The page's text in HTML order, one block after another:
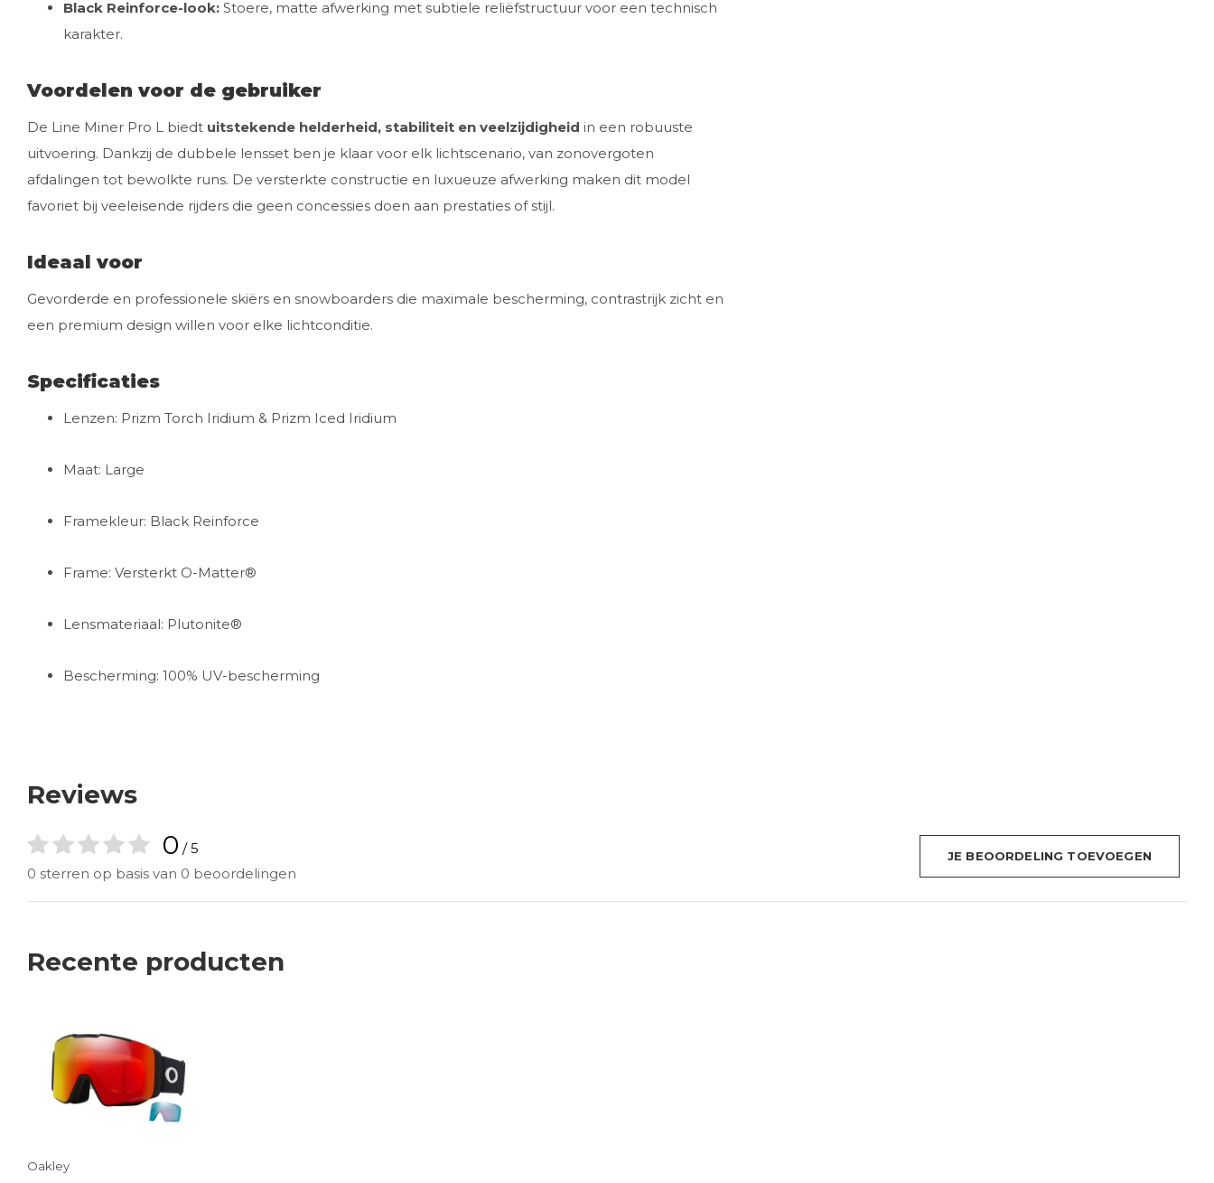
Black Reinforce-look: Stoere, matte afwerking met subtiele reliëfstructuur voor een technisch
karakter.
Voordelen voor de gebruiker
De Line Miner Pro L biedt uitstekende helderheid, stabiliteit en veelzijdigheid in een robuuste
uitvoering. Dankzij de dubbele lensset ben je klaar voor elk lichtscenario, van zonovergoten
afdalingen tot bewolkte runs. De versterkte constructie en luxueuze afwerking maken dit model
favoriet bij veeleisende rijders die geen concessies doen aan prestaties of stijl.
Ideaal voor
Gevorderde en professionele skiërs en snowboarders die maximale bescherming, contrastrijk zicht en
een premium design willen voor elke lichtconditie.
Specificaties
Lenzen: Prizm Torch Iridium & Prizm Iced Iridium
Maat: Large
Framekleur: Black Reinforce
Frame: Versterkt O-Matter®
Lensmateriaal: Plutonite®
Bescherming: 100% UV-bescherming
Reviews
0 / 5
0 sterren op basis van 0 beoordelingen
JE BEOORDELING TOEVOEGEN
Recente producten
Oakley